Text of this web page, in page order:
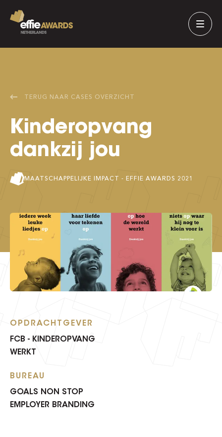
TERUG NAAR CASES OVERZICHT
Kinderopvang
dankzij jou
MAATSCHAPPELIJKE IMPACT - EFFIE AWARDS 2021
OPDRACHTGEVER
FCB - KINDEROPVANG
WERKT
BUREAU
GOALS NON STOP
EMPLOYER BRANDING